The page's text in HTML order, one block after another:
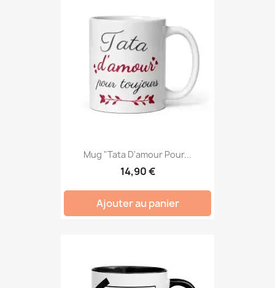
Mug "Tata D'amour Pour...
14,90 €
Ajouter au panier